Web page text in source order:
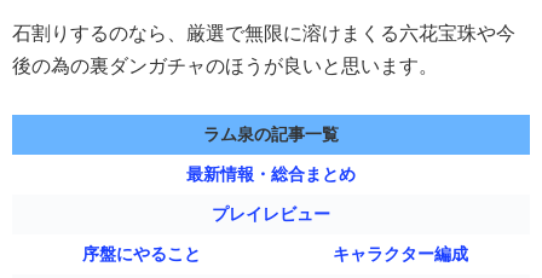
石割りするのなら、厳選で無限に溶けまくる六花宝珠や今
後の為の裏ダンガチャのほうが良いと思います。
ラム泉の記事一覧
最新情報・総合まとめ
プレイレビュー
序盤にやること キャラクター編成